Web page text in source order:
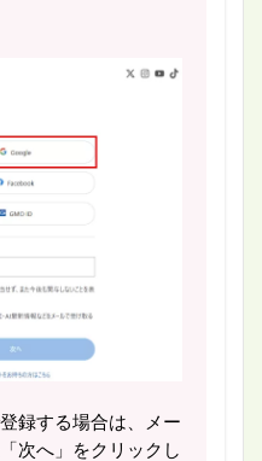
録する場合は、メー
次へ」をクリックし